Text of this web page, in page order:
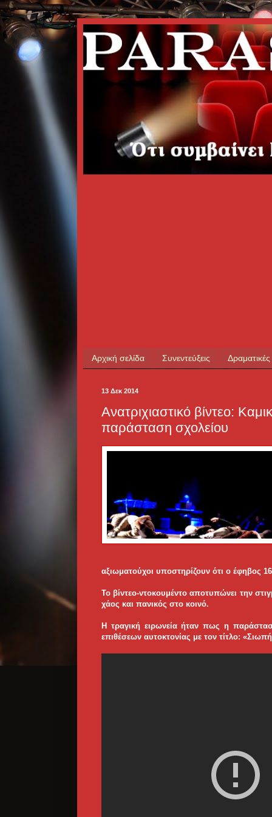
Αρχική σελίδα Συνεντεύξεις
13 Δεκ 2014
Ανατριχιαστικό βίντεο:
παράσταση σχολείου
αξιωματούχοι υποστηρίζουν ότι ο έφηβος
Το βίντεο-ντοκουμέντο αποτυπώνει την
χάος και πανικός στο κοινό.
Η τραγική ειρωνεία ήταν πως η
επιθέσεων αυτοκτονίας με τον τίτλο: